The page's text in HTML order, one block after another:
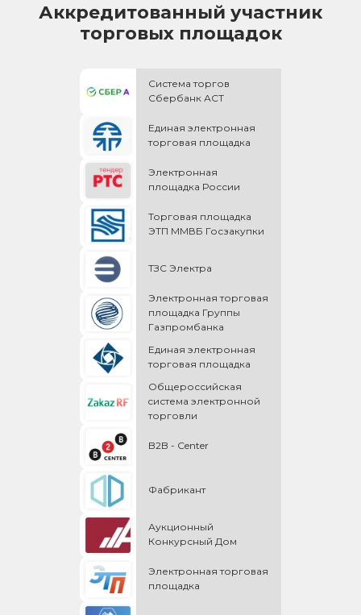
Аккредитованный участник
торговых площадок
Система торгов
Сбербанк АСТ
Единая электронная
торговая площадка
Электронная
площадка России
Торговая площадка
ЭТП ММВБ Госзакупки
ТЗС Электра
Электронная торговая
площадка Группы
Газпромбанка
Единая электронная
торговая площадка
Общероссийская
cистема электронной
торговли
B2B - Center
Фабрикант
Аукционный
Конкурсный Дом
Электронная торговая
площадка